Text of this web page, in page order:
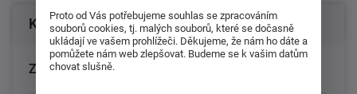
Konfigurace produktu
Zvolte rozměr matrace (cm):
Proto od Vás potřebujeme souhlas se zpracováním
souborů cookies, tj. malých souborů, které se dočasně
ukládají ve vašem prohlížeči. Děkujeme, že nám ho dáte a
pomůžete nám web zlepšovat. Budeme se k vašim datům
chovat slušně.